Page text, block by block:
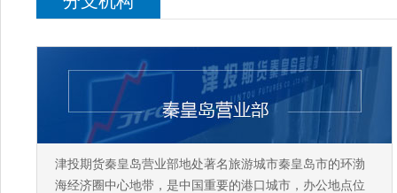
津投期货秦皇岛营业部地处著名旅游城市秦皇岛市的环渤
海经济圈中心地带，是中国重要的港口城市，办公地点位